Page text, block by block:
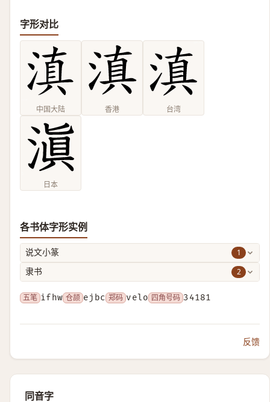
字形对比
中国大陆 香港 台湾
日本
各书体字形实例
说文小篆 1
隶书 2
五笔 ifhw 仓颉 ejbc 郑码 velo 四角号码 34181
反馈
同音字